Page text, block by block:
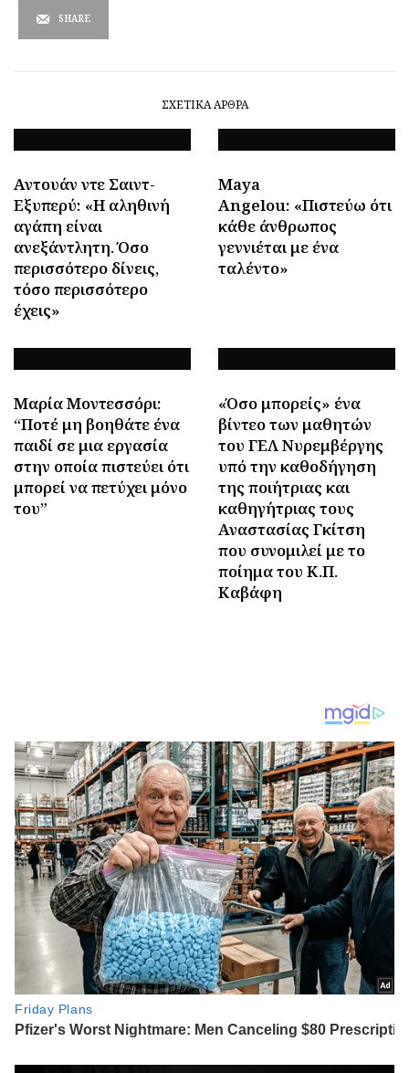
SHARE
ΣΧΕΤΙΚΆ ΆΡΘΡΑ
Αντουάν ντε Σαιντ-
Εξυπερύ: «Η αληθινή
αγάπη είναι
ανεξάντλητη. Όσο
περισσότερο δίνεις,
τόσο περισσότερο
έχεις»
Maya
Angelou: «Πιστεύω ότι
κάθε άνθρωπος
γεννιέται με ένα
ταλέντο»
Μαρία Μοντεσσόρι:
“Ποτέ μη βοηθάτε ένα
παιδί σε μια εργασία
στην οποία πιστεύει ότι
μπορεί να πετύχει μόνο
του”
«Όσο μπορείς» ένα
βίντεο των μαθητών
του ΓΕΛ Νυρεμβέργης
υπό την καθοδήγηση
της ποιήτριας και
καθηγήτριας τους
Αναστασίας Γκίτση
που συνομιλεί με το
ποίημα του Κ.Π.
Καβάφη